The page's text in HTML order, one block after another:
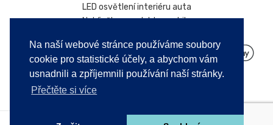
Na naší webové stránce používáme soubory
cookie pro statistické účely, a abychom vám
usnadnili a zpříjemnili používání naší stránky.
Přečtěte si více
• Bluetooth 5.0
• Zabudovaný mikrofon
• Rádio
• Přehrávač videa/filmů
• Wi-Fi 6E
• Mirror link:
• Vstupy: Video, Audio, Couvací kamera,
LED osvětlení interiéru auta
Nabíječky pro elektromobily